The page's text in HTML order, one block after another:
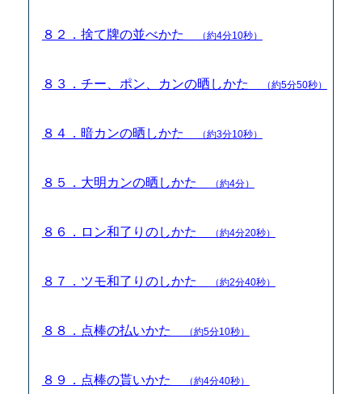
８２．捨て牌の並べかた （約4分10秒）
８３．チー、ポン、カンの晒しかた （約5分50秒）
８４．暗カンの晒しかた （約3分10秒）
８５．大明カンの晒しかた （約4分）
８６．ロン和了りのしかた （約4分20秒）
８７．ツモ和了りのしかた （約2分40秒）
８８．点棒の払いかた （約5分10秒）
８９．点棒の貰いかた （約4分40秒）